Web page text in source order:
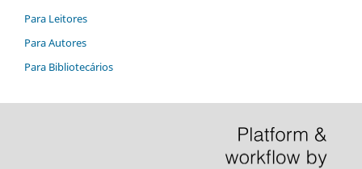
Para Leitores
Para Autores
Para Bibliotecários